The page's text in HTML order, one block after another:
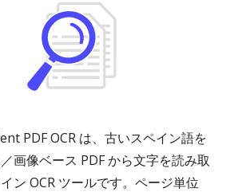
PDF OCR は、古いスペイン語を
画像ベース PDF から文字を読み取
ン OCR ツールです。ページ単位